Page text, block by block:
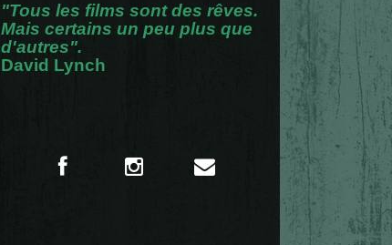
"Tous les films sont des rêves.
Mais certains un peu plus que
d'autres".
David Lynch